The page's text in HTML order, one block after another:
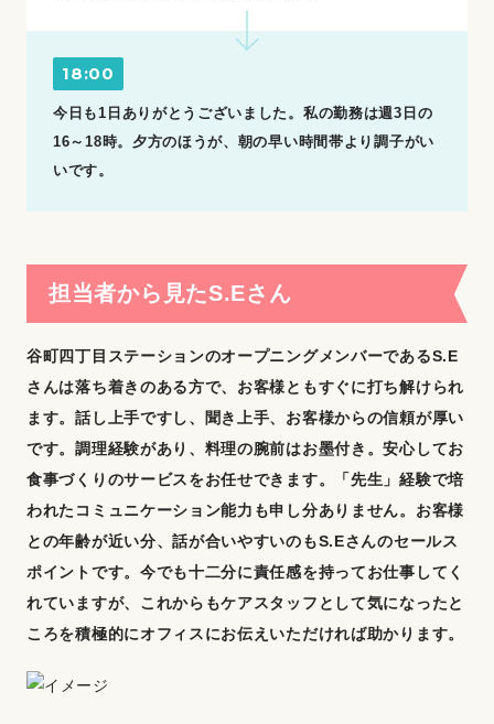
18:00
今日も1日ありがとうございました。私の勤務は週3日の
16～18時。夕方のほうが、朝の早い時間帯より調子がい
いです。
担当者から見たS.Eさん
谷町四丁目ステーションのオープニングメンバーであるS.E
さんは落ち着きのある方で、お客様ともすぐに打ち解けられ
ます。話し上手ですし、聞き上手、お客様からの信頼が厚い
です。調理経験があり、料理の腕前はお墨付き。安心してお
食事づくりのサービスをお任せできます。「先生」経験で培
われたコミュニケーション能力も申し分ありません。お客様
との年齢が近い分、話が合いやすいのもS.Eさんのセールス
ポイントです。今でも十二分に責任感を持ってお仕事してく
れていますが、これからもケアスタッフとして気になったと
ころを積極的にオフィスにお伝えいただければ助かります。